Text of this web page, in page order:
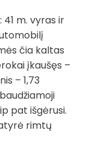
41 m. vyras ir
čia kaltas
įkaušęs –
– 1,73
pat išgėrusi.
rimtų